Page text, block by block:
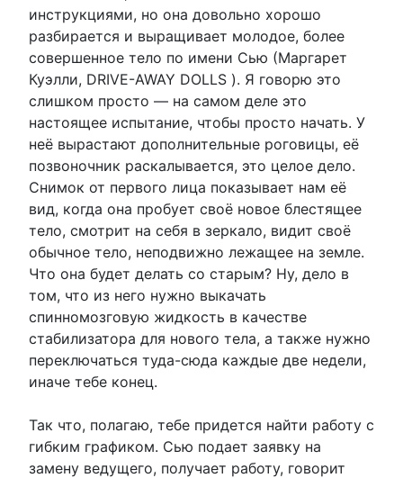
инструкциями, но она довольно хорошо
разбирается и выращивает молодое, более
совершенное тело по имени Сью (Маргарет
Куэлли, DRIVE-AWAY DOLLS ). Я говорю это
слишком просто — на самом деле это
настоящее испытание, чтобы просто начать. У
неё вырастают дополнительные роговицы, её
позвоночник раскалывается, это целое дело.
Снимок от первого лица показывает нам её
вид, когда она пробует своё новое блестящее
тело, смотрит на себя в зеркало, видит своё
обычное тело, неподвижно лежащее на земле.
Что она будет делать со старым? Ну, дело в
том, что из него нужно выкачать
спинномозговую жидкость в качестве
стабилизатора для нового тела, а также нужно
переключаться туда-сюда каждые две недели,
иначе тебе конец.
Так что, полагаю, тебе придется найти работу с
гибким графиком. Сью подает заявку на
замену ведущего, получает работу, говорит